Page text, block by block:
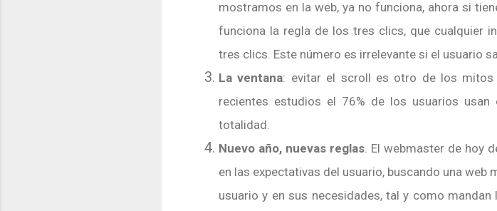
mostramos en la web, ya no funciona, ahora si
funciona la regla de los tres clics, que cualquier
tres clics. Este número es irrelevante si el usuario
La ventana: evitar el scroll es otro de los mitos
recientes estudios el 76% de los usuarios
totalidad.
Nuevo año, nuevas reglas. El webmaster de hoy
en las expectativas del usuario, buscando una web
usuario y en sus necesidades, tal y como